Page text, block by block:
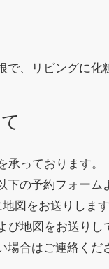
、リビングに化
っております。
の予約フォーム
図をお送りしま
地図をお送りし
合はご連絡くだ